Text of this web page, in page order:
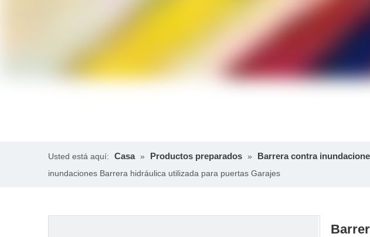
Usted está aquí: Casa » Productos preparados » Barrera contra
inundaciones Barrera hidráulica utilizada para puertas Garajes